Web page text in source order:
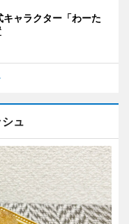
ャラクター「わーた
ュ